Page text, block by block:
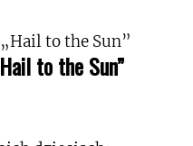
to the Sun”